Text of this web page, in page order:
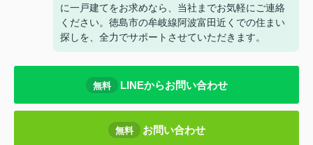
に一戸建てをお求めなら、当社までお気軽にご連絡
ください。徳島市の牟岐線阿波富田近くでの住まい
探しを、全力でサポートさせていただきます。
無料 LINEからお問い合わせ
無料 お問い合わせ